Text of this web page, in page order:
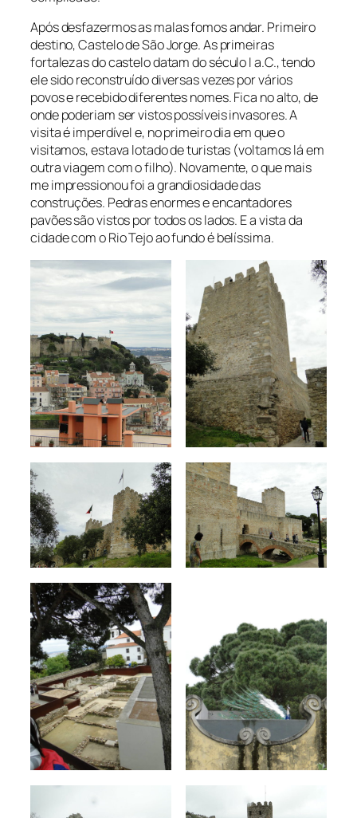
Após desfazermos as malas fomos andar. Primeiro
destino, Castelo de São Jorge. As primeiras
fortalezas do castelo datam do século I a.C., tendo
ele sido reconstruído diversas vezes por vários
povos e recebido diferentes nomes. Fica no alto, de
onde poderiam ser vistos possíveis invasores. A
visita é imperdível e, no primeiro dia em que o
visitamos, estava lotado de turistas (voltamos lá em
outra viagem com o filho). Novamente, o que mais
me impressionou foi a grandiosidade das
construções. Pedras enormes e encantadores
pavões são vistos por todos os lados. E a vista da
cidade com o Rio Tejo ao fundo é belíssima.